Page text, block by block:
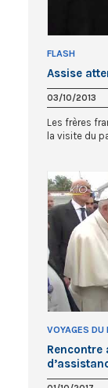
FLASH
Assise
03/10/2013
Les frères
la visite du
VOYAGES DU
Rencontre
Italie)